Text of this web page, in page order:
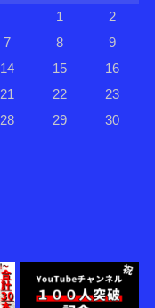
1
2
7 8
9
14 15
16
21 22
23
28 29
30